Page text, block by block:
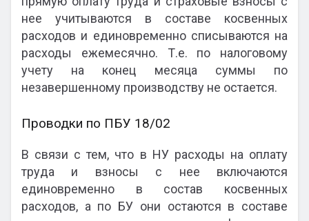
нее учитываются в составе косвенных
расходов и единовременно списываются на
расходы ежемесячно. Т.е. по налоговому
учету на конец месяца суммы по
незавершенному производству не остается.
Проводки по ПБУ 18/02
В связи с тем, что в НУ расходы на оплату
труда и взносы с нее включаются
единовременно в состав косвенных
расходов, а по БУ они остаются в составе